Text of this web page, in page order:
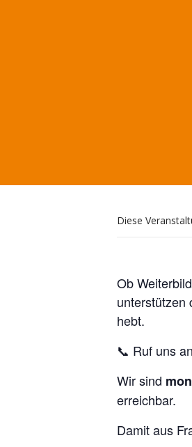
Diese
Ob
unterstützen
hebt.
📞 Ruf uns
Wir sind
erreichbar.
Damit aus